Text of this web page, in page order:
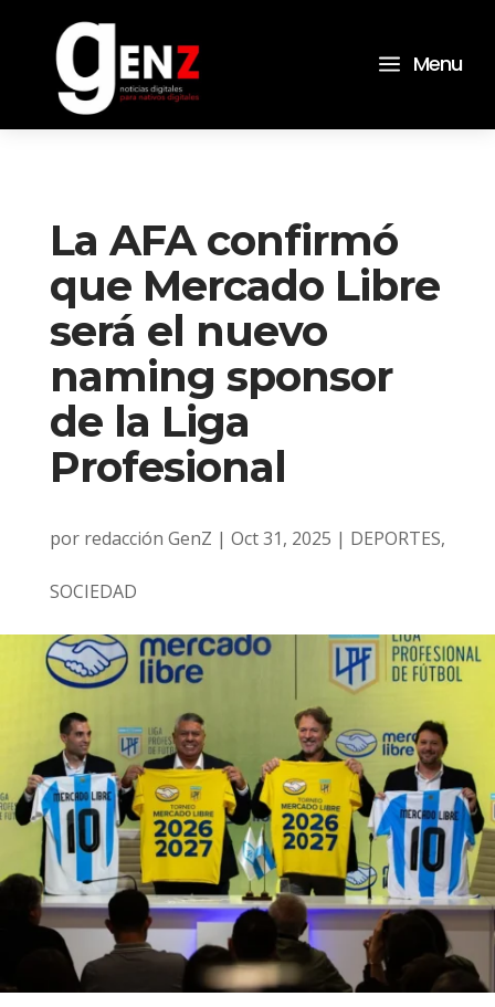
a Menu
La AFA confirmó
que Mercado Libre
será el nuevo
naming sponsor
de la Liga
Profesional
por redacción GenZ | Oct 31, 2025 | DEPORTES,
SOCIEDAD